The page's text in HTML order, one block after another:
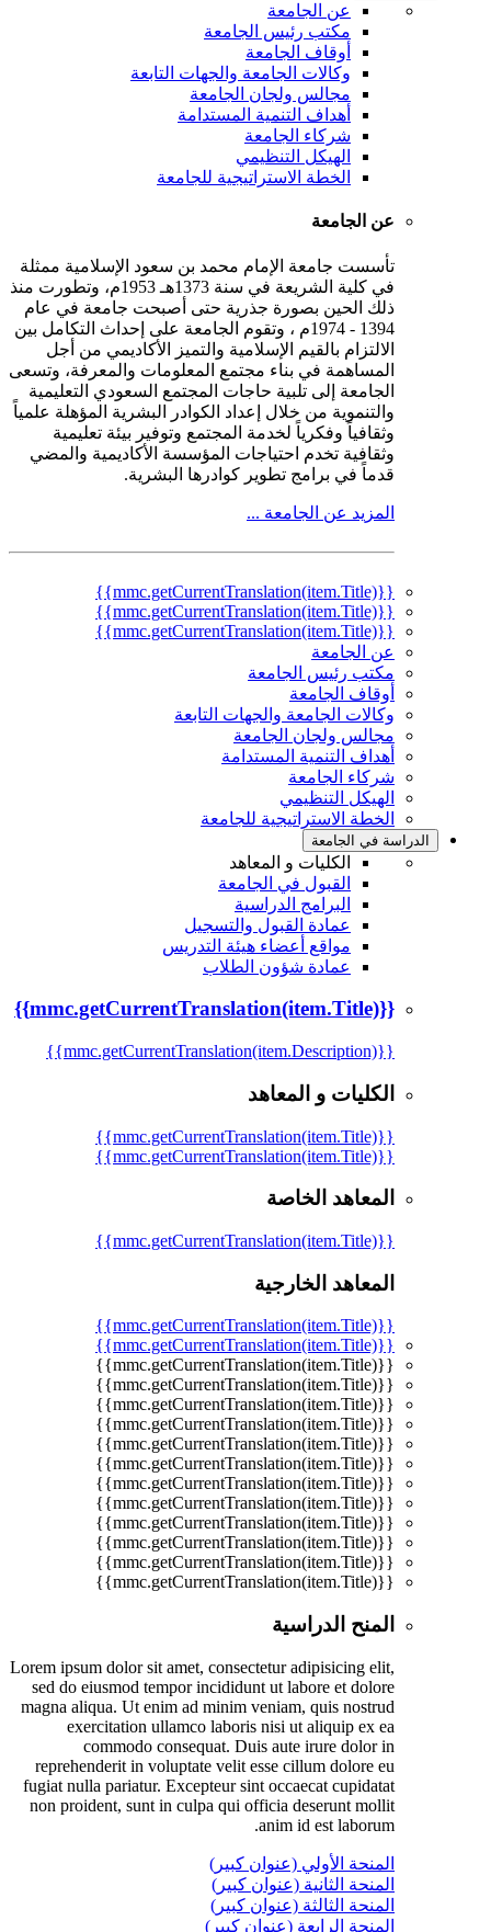
عن الجامعة
مكتب رئيس الجامعة
أوقاف الجامعة
وكالات الجامعة والجهات التابعة
مجالس ولجان الجامعة
أهداف التنمية المستدامة
شركاء الجامعة
الهيكل التنظيمي
الخطة الاستراتيجية للجامعة
عن الجامعة
تأسست جامعة الإمام محمد بن سعود الإسلامية ممثلة
في كلية الشريعة في سنة 1373هـ 1953م، وتطورت منذ
ذلك الحين بصورة جذرية حتى أصبحت جامعة في عام
1394 - 1974م ، وتقوم الجامعة على إحداث التكامل بين
الالتزام بالقيم الإسلامية والتميز الأكاديمي من أجل
المساهمة في بناء مجتمع المعلومات والمعرفة، وتسعى
الجامعة إلى تلبية حاجات المجتمع السعودي التعليمية
والتنموية من خلال إعداد الكوادر البشرية المؤهلة علمياً
وثقافياً وفكرياً لخدمة المجتمع وتوفير بيئة تعليمية
وثقافية تخدم احتياجات المؤسسة الأكاديمية والمضي
قدماً في برامج تطوير كوادرها البشرية.
المزيد عن الجامعة ...
{{mmc.getCurrentTranslation(item.Title)}}
{{mmc.getCurrentTranslation(item.Title)}}
{{mmc.getCurrentTranslation(item.Title)}}
عن الجامعة
مكتب رئيس الجامعة
أوقاف الجامعة
وكالات الجامعة والجهات التابعة
مجالس ولجان الجامعة
أهداف التنمية المستدامة
شركاء الجامعة
الهيكل التنظيمي
الخطة الاستراتيجية للجامعة
الدراسة في الجامعة
الكليات و المعاهد
القبول في الجامعة
البرامج الدراسية
عمادة القبول والتسجيل
مواقع أعضاء هيئة التدريس
عمادة شؤون الطلاب
{{mmc.getCurrentTranslation(item.Title)}}
{{mmc.getCurrentTranslation(item.Description)}}
الكليات و المعاهد
{{mmc.getCurrentTranslation(item.Title)}}
{{mmc.getCurrentTranslation(item.Title)}}
المعاهد الخاصة
{{mmc.getCurrentTranslation(item.Title)}}
المعاهد الخارجية
{{mmc.getCurrentTranslation(item.Title)}}
{{mmc.getCurrentTranslation(item.Title)}}
{{mmc.getCurrentTranslation(item.Title)}}
{{mmc.getCurrentTranslation(item.Title)}}
{{mmc.getCurrentTranslation(item.Title)}}
{{mmc.getCurrentTranslation(item.Title)}}
{{mmc.getCurrentTranslation(item.Title)}}
{{mmc.getCurrentTranslation(item.Title)}}
{{mmc.getCurrentTranslation(item.Title)}}
{{mmc.getCurrentTranslation(item.Title)}}
{{mmc.getCurrentTranslation(item.Title)}}
{{mmc.getCurrentTranslation(item.Title)}}
{{mmc.getCurrentTranslation(item.Title)}}
{{mmc.getCurrentTranslation(item.Title)}}
المنح الدراسية
Lorem ipsum dolor sit amet, consectetur adipisicing elit,
sed do eiusmod tempor incididunt ut labore et dolore
magna aliqua. Ut enim ad minim veniam, quis nostrud
exercitation ullamco laboris nisi ut aliquip ex ea
commodo consequat. Duis aute irure dolor in
reprehenderit in voluptate velit esse cillum dolore eu
fugiat nulla pariatur. Excepteur sint occaecat cupidatat
non proident, sunt in culpa qui officia deserunt mollit
anim id est laborum.
المنحة الأولي (عنوان كبير)
المنحة الثانية (عنوان كبير)
المنحة الثالثة (عنوان كبير)
المنحة الرابعة (عنوان كبير)